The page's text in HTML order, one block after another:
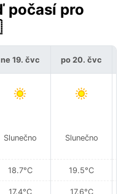
počasí pro
ne 19. čvc
Slunečno
18.7°C
17.4°C
po 20. čvc
Slunečno
19.5°C
17.6°C